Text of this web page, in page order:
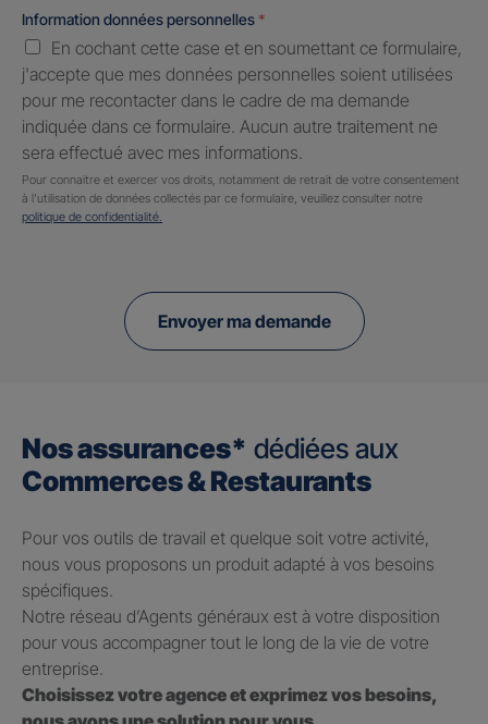
Information données personnelles *
En cochant cette case et en soumettant ce formulaire,
j'accepte que mes données personnelles soient utilisées
pour me recontacter dans le cadre de ma demande
indiquée dans ce formulaire. Aucun autre traitement ne
sera effectué avec mes informations.
Pour connaitre et exercer vos droits, notamment de retrait de votre consentement
à l'utilisation de données collectés par ce formulaire, veuillez consulter notre
politique de confidentialité.
Envoyer ma demande
Nos assurances* dédiées aux
Commerces & Restaurants
Pour vos outils de travail et quelque soit votre activité,
nous vous proposons un produit adapté à vos besoins
spécifiques.
Notre réseau d’Agents généraux est à votre disposition
pour vous accompagner tout le long de la vie de votre
entreprise.
Choisissez votre agence et exprimez vos besoins,